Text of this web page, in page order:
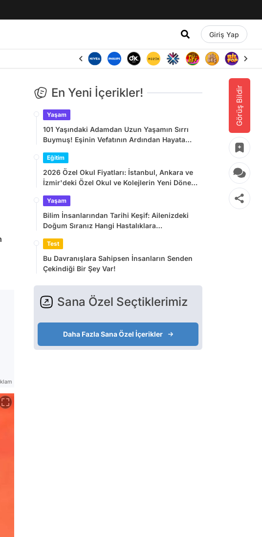
Giriş Yap
Görüş Bildir
En Yeni İçerikler!
Yaşam
101 Yaşındaki Adamdan Uzun Yaşamın Sırrı
Buymuş! Eşinin Vefatının Ardından Hayata
Eğitim
2026 Özel Okul Fiyatları: İstanbul, Ankara ve
İzmir'deki Özel Okul ve Kolejlerin Yeni Dönem
Yaşam
Bilim İnsanlarından Tarihi Keşif: Ailenizdeki
Doğum Sıranız Hangi Hastalıklara
Test
Bu Davranışlara Sahipsen İnsanların Senden
Çekindiği Bir Şey Var!
Sana Özel Seçtiklerimiz
Daha Fazla Sana Özel İçerikler